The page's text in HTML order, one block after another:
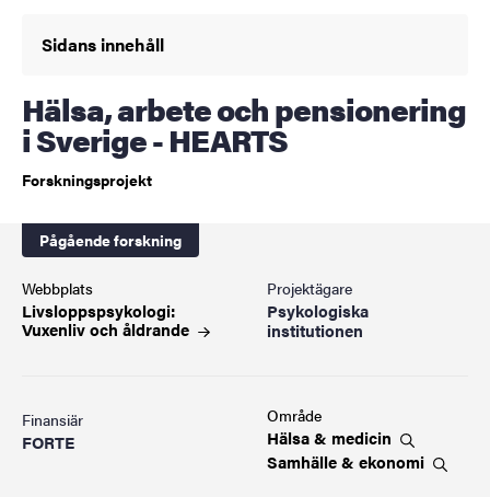
Sidans innehåll
Hälsa, arbete och pensionering
i Sverige - HEARTS
Forskningsprojekt
Pågående forskning
Webbplats
Livsloppspsykologi:
Vuxenliv och åldrande
Projektägare
Psykologiska
institutionen
Finansiär
FORTE
Område
Hälsa & medicin
Samhälle & ekonomi